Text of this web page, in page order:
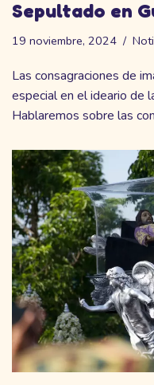
Sepultado en
19 noviembre, 2024
Las consagraciones de
especial en el ideario de
Hablaremos sobre las